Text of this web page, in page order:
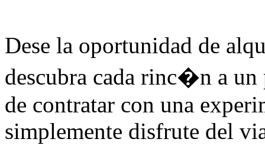
Dese la oportunidad de
descubra cada rinc�n a un
de contratar con una
simplemente disfrute del